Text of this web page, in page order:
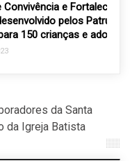
de
será
adolescentes
da Santa
da Igreja Batista